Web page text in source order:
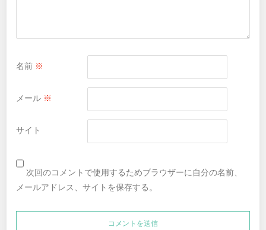
名前 ※
メール ※
サイト
次回のコメントで使用するためブラウザーに自分の名前、
メールアドレス、サイトを保存する。